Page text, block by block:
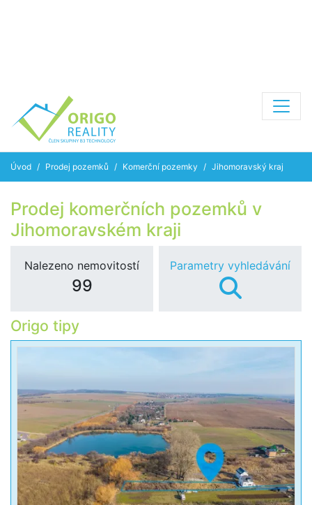
Úvod Prodej pozemků Komerční pozemky Jihomoravský kraj
Prodej komerčních pozemků v
Jihomoravském kraji
Nalezeno nemovitostí
99
Parametry vyhledávání
Origo tipy